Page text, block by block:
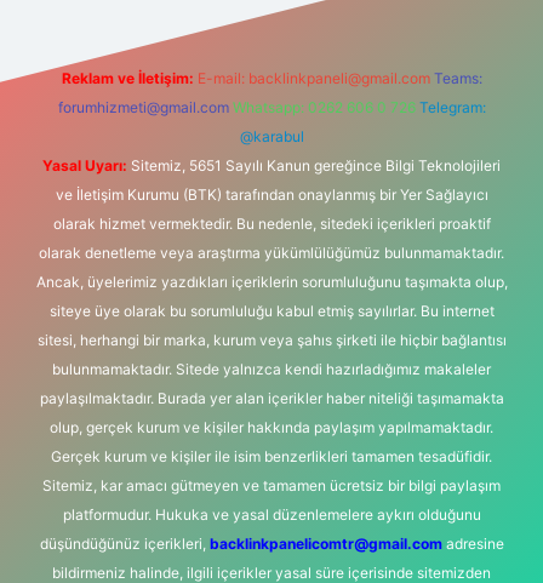
Reklam ve İletişim: E-mail: backlinkpaneli@gmail.com Teams:
forumhizmeti@gmail.com Whatsapp: 0262 606 0 726 Telegram:
@karabul
Yasal Uyarı: Sitemiz, 5651 Sayılı Kanun gereğince Bilgi Teknolojileri
ve İletişim Kurumu (BTK) tarafından onaylanmış bir Yer Sağlayıcı
olarak hizmet vermektedir. Bu nedenle, sitedeki içerikleri proaktif
olarak denetleme veya araştırma yükümlülüğümüz bulunmamaktadır.
Ancak, üyelerimiz yazdıkları içeriklerin sorumluluğunu taşımakta olup,
siteye üye olarak bu sorumluluğu kabul etmiş sayılırlar. Bu internet
sitesi, herhangi bir marka, kurum veya şahıs şirketi ile hiçbir bağlantısı
bulunmamaktadır. Sitede yalnızca kendi hazırladığımız makaleler
paylaşılmaktadır. Burada yer alan içerikler haber niteliği taşımamakta
olup, gerçek kurum ve kişiler hakkında paylaşım yapılmamaktadır.
Gerçek kurum ve kişiler ile isim benzerlikleri tamamen tesadüfidir.
Sitemiz, kar amacı gütmeyen ve tamamen ücretsiz bir bilgi paylaşım
platformudur. Hukuka ve yasal düzenlemelere aykırı olduğunu
düşündüğünüz içerikleri, backlinkpanelicomtr@gmail.comadresine
bildirmeniz halinde, ilgili içerikler yasal süre içerisinde sitemizden